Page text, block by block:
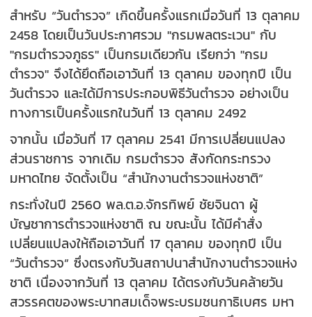
สำหรับ “วันตำรวจ” เกิดขึ้นครั้งแรกเมื่อวันที่ 13 ตุลาคม
2458 โดยเป็นวันประกาศรวม "กรมพลตระเวน" กับ
"กรมตำรวจภูธร" เป็นกรมเดียวกัน เรียกว่า "กรม
ตำรวจ" จึงได้ยึดถือเอาวันที่ 13 ตุลาคม ของทุกปี เป็น
วันตำรวจ และได้มีการประกอบพิธีวันตำรวจ อย่างเป็น
ทางการเป็นครั้งแรกในวันที่ 13 ตุลาคม 2492
จากนั้น เมื่อวันที่ 17 ตุลาคม 2541 มีการเปลี่ยนแปลง
ส่วนราชการ จากเดิม กรมตำรวจ สังกัดกระทรวง
มหาดไทย จัดตั้งเป็น “สำนักงานตำรวจแห่งชาติ”
กระทั่งในปี 2560 พล.ต.อ.จักรทิพย์ ชัยจินดา ผู้
บัญชาการตำรวจแห่งชาติ ณ ขณะนั้น ได้มีคำสั่ง
เปลี่ยนแปลงให้ถือเอาวันที่ 17 ตุลาคม ของทุกปี เป็น
“วันตำรวจ” ซึ่งตรงกับวันสถาปนาสำนักงานตำรวจแห่ง
ชาติ เนื่องจากวันที่ 13 ตุลาคม ได้ตรงกับวันคล้ายวัน
สวรรคตของพระบาทสมเด็จพระบรมชนกาธิเบศร มหา